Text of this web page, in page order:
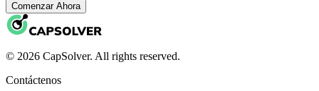
Comenzar Ahora
© 2026 CapSolver. All rights reserved.
Contáctenos